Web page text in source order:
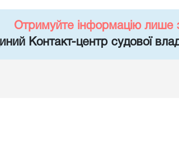
Отримуйте інформацію лише
Контакт-центр судової